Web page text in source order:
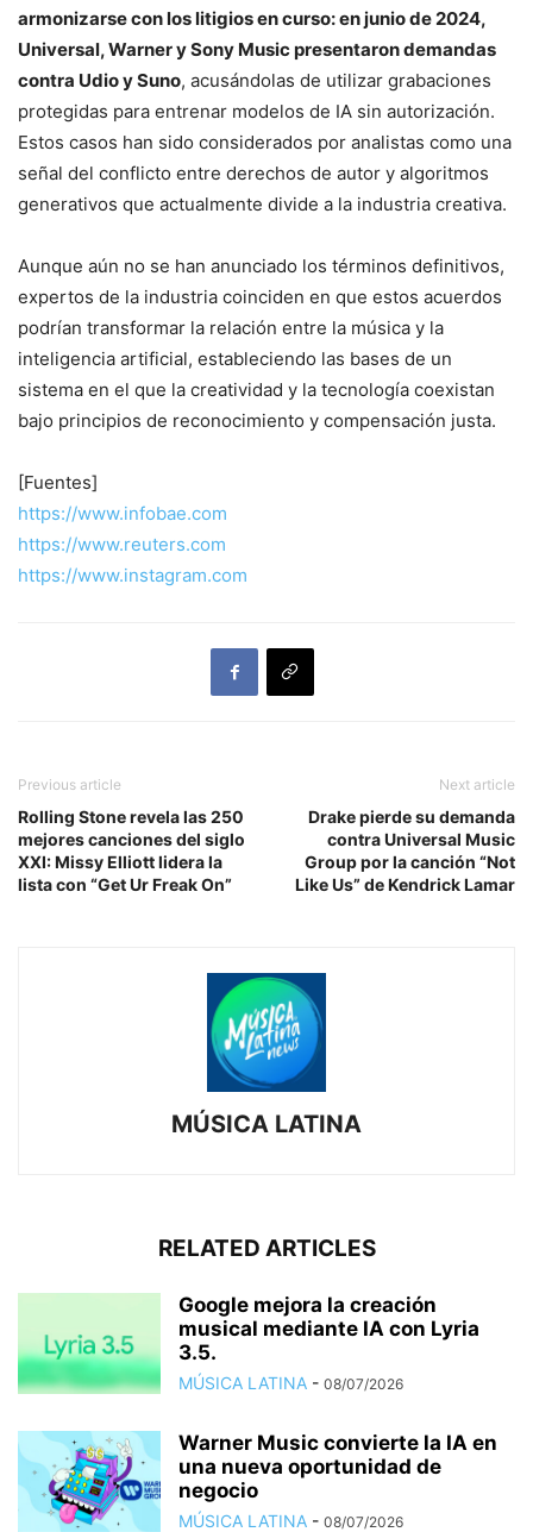
armonizarse con los litigios en curso: en junio de 2024,
Universal, Warner y Sony Music presentaron demandas
contra Udio y Suno, acusándolas de utilizar grabaciones
protegidas para entrenar modelos de IA sin autorización.
Estos casos han sido considerados por analistas como una
señal del conflicto entre derechos de autor y algoritmos
generativos que actualmente divide a la industria creativa.
Aunque aún no se han anunciado los términos definitivos,
expertos de la industria coinciden en que estos acuerdos
podrían transformar la relación entre la música y la
inteligencia artificial, estableciendo las bases de un
sistema en el que la creatividad y la tecnología coexistan
bajo principios de reconocimiento y compensación justa.
[Fuentes]
https://www.infobae.com
https://www.reuters.com
https://www.instagram.com
Previous article
Rolling Stone revela las 250
mejores canciones del siglo
XXI: Missy Elliott lidera la
lista con “Get Ur Freak On”
Next article
Drake pierde su demanda
contra Universal Music
Group por la canción “Not
Like Us” de Kendrick Lamar
MÚSICA LATINA
RELATED ARTICLES
Google mejora la creación
musical mediante IA con Lyria
3.5.
MÚSICA LATINA - 08/07/2026
Warner Music convierte la IA en
una nueva oportunidad de
negocio
MÚSICA LATINA - 08/07/2026